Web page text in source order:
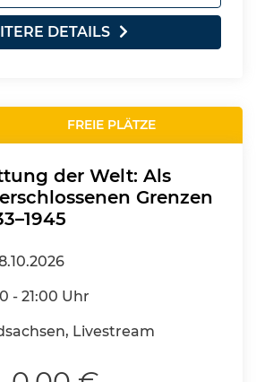
DETAILS
FREIE PLÄTZE
der Welt: Als
Grenzen
- 21:00 Uhr
Livestream